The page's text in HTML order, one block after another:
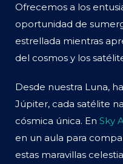
Ofrecemos a los
oportunidad de
estrellada mientras
del cosmos y los
Desde nuestra Luna,
Júpiter, cada satélite
cósmica única. En Sky
en un aula para
estas maravillas